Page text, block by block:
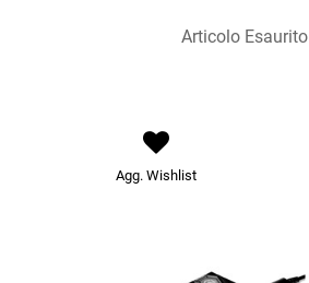
Articolo Esaurito
Agg. Wishlist